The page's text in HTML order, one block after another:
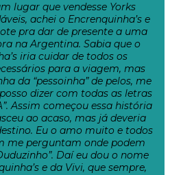
lugar que vendesse Yorks
achei o Encrenquinha’s e
pra dar de presente a uma
na Argentina. Sabia que o
iria cuidar de todos os
para a viagem, mas
da “pessoinha” de pelos, me
dizer com todas as letras
Assim começou essa história
ao acaso, mas já deveria
Eu o amo muito e todos
me perguntam onde podem
Daí eu dou o nome
e da Vivi, que sempre,